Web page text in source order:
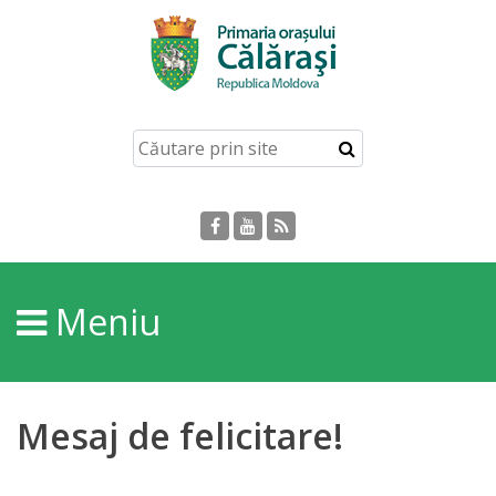
Despre
Orașului
Personalități
Regulamente
Meniu
Mesaj de felicitare!